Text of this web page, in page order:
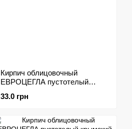
Кирпич облицовочный
ЕВРОЦЕГЛА пустотелый
225х100х65мм графит
33.0 грн